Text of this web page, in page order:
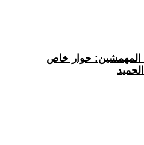
المهمشين: حوار خاص